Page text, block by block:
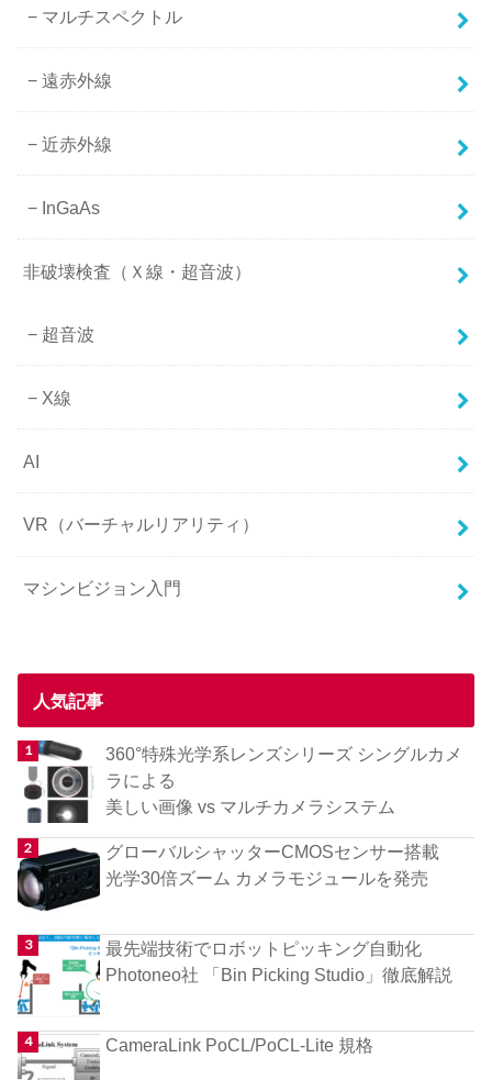
マルチスペクトル
遠赤外線
近赤外線
InGaAs
非破壊検査（Ｘ線・超音波）
超音波
X線
AI
VR（バーチャルリアリティ）
マシンビジョン入門
人気記事
360°特殊光学系レンズシリーズ シングルカメ
ラによる
美しい画像 vs マルチカメラシステム
グローバルシャッターCMOSセンサー搭載
光学30倍ズーム カメラモジュールを発売
最先端技術でロボットピッキング自動化
Photoneo社 「Bin Picking Studio」徹底解説
CameraLink PoCL/PoCL-Lite 規格